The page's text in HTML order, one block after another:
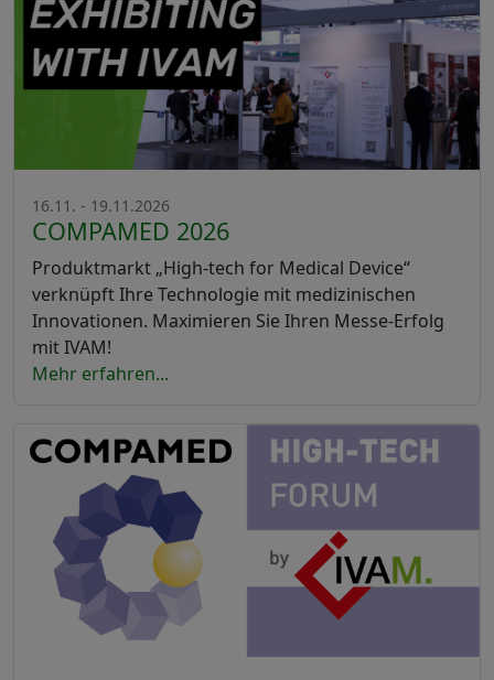
16.11. - 19.11.2026
COMPAMED 2026
Produktmarkt „High-tech for Medical Device“
verknüpft Ihre Technologie mit medizinischen
Innovationen. Maximieren Sie Ihren Messe-Erfolg
mit IVAM!
Mehr erfahren...